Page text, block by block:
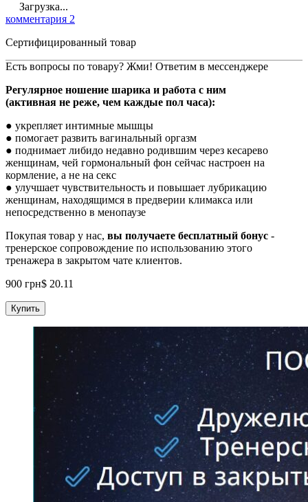
Загрузка...
комментария 2
Сертифицированный товар
Есть вопросы по товару? Жми! Ответим в мессенджере
Регулярное ношение шарика и работа с ним
(активная не реже, чем каждые пол часа):
● укрепляет интимные мышцы
● помогает развить вагинальный оргазм
● поднимает либидо недавно родившим через кесарево
женщинам, чей гормональный фон сейчас настроен на
кормление, а не на секс
● улучшает чувствительность и повышает лубрикацию
женщинам, находящимся в предверии климакса или
непосредственно в менопаузе
Покупая товар у нас, вы получаете бесплатный бонус -
тренерское сопровождение по использованию этого
тренажера в закрытом чате клиентов.
900 грн$ 20.11
Купить